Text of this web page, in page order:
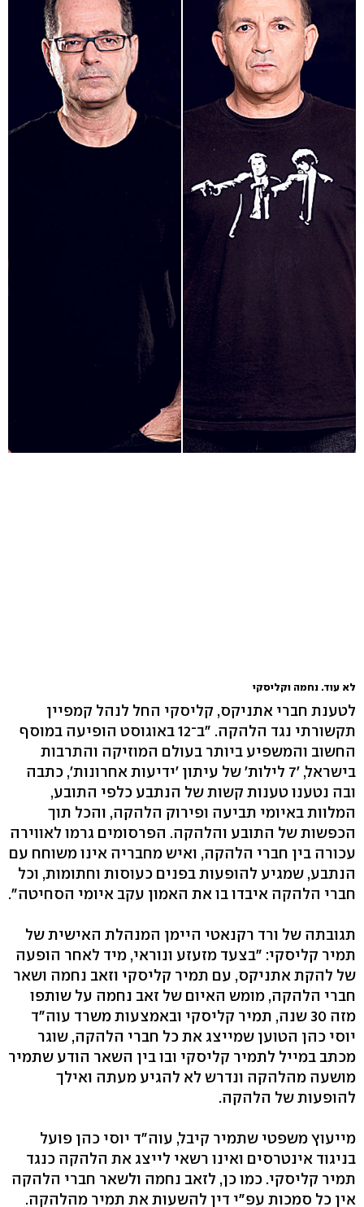
לא עוד. נחמה וקליסקי
לטענת חברי אתניקס, קליסקי החל לנהל קמפיין
תקשורתי נגד הלהקה. "ב־12 באוגוסט הופיעה במוסף
החשוב והמשפיע ביותר בעולם המוזיקה והתרבות
בישראל, '7 לילות' של עיתון 'ידיעות אחרונות', כתבה
ובה נטענו טענות קשות של הנתבע כלפי התובע,
המלוות באיומי תביעה ופירוק הלהקה, והכל תוך
הכפשות של התובע והלהקה. הפרסומים גרמו לאווירה
עכורה בין חברי הלהקה, ואיש מחבריה אינו משוחח עם
הנתבע, שמגיע להופעות בפנים כעוסות וחתומות, וכל
חברי הלהקה איבדו בו את האמון עקב איומי הסחיטה".
תגובתה של ורד רקנאטי היימן המנהלת האישית של
תמיר קליסקי: "בצעד מזעזע ונוראי, מיד לאחר הופעה
של להקת אתניקס, עם תמיר קליסקי וזאב נחמה ושאר
חברי הלהקה, מומש האיום של זאב נחמה על שותפו
מזה 30 שנה, תמיר קליסקי ובאמצעות משרד עוה"ד
יוסי כהן הטוען שמייצג את כל חברי הלהקה, שוגר
מכתב במייל לתמיר קליסקי ובו בין השאר הודע שתמיר
מושעה מהלהקה ונדרש לא להגיע מעתה ואילך
להופעות של הלהקה.
מייעוץ משפטי שתמיר קיבל, עוה"ד יוסי כהן פועל
בניגוד אינטרסים ואינו רשאי לייצג את הלהקה כנגד
תמיר קליסקי. כמו כן, לזאב נחמה ולשאר חברי הלהקה
אין כל סמכות עפ"י דין להשעות את תמיר מהלהקה.